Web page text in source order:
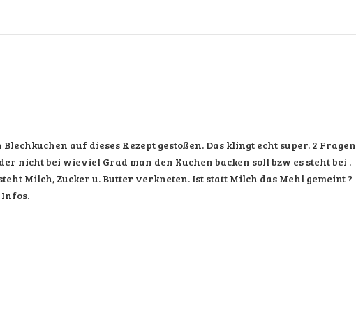
auf dieses Rezept gestoßen. Das klingt echt super. 2 Fragen
nicht bei wieviel Grad man den Kuchen backen soll bzw es steht bei .
Milch, Zucker u. Butter verkneten. Ist statt Milch das Mehl gemeint ?